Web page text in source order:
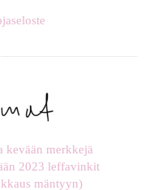
kevään merkkejä
2023 leffavinkit
mäntyyn)